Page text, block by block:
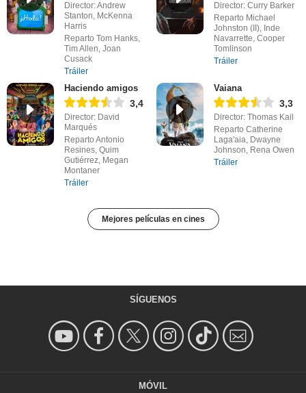
Director: Andrew
Stanton, McKenna
Harris
Reparto Tom Hanks,
Tim Allen, Joan
Cusack
Tráiler
Director: Curry Barker
Reparto Michael
Johnston (II), Inde
Navarrette, Cooper
Tomlinson
Tráiler
Haciendo amigos
3,4
Director: David
Marqués
Reparto Antonio
Resines, Quim
Gutiérrez, Megan
Montaner
Tráiler
Vaiana
3,3
Director: Thomas Kail
Reparto Catherine
Laga'aia, Dwayne
Johnson, Rena Owen
Tráiler
Mejores películas en cines
SÍGUENOS
MÓVIL